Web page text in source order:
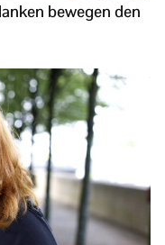
bewegen den